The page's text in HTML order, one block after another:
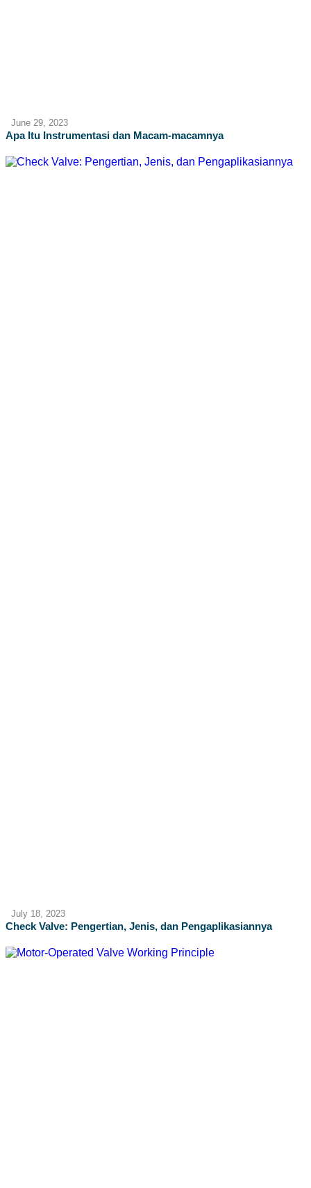
June 29, 2023
Apa Itu Instrumentasi dan Macam-macamnya
July 18, 2023
Check Valve: Pengertian, Jenis, dan Pengaplikasiannya